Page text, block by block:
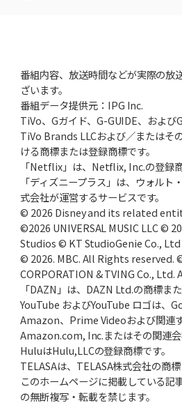
番組内容、放送時間などが実際の放
ざいます。
番組データ提供元：IPG Inc.
TiVo、Gガイド、G-GUIDE、および
TiVo Brands LLCおよび／またはそ
ける商標または登録商標です。
「Netflix」は、Netflix, Inc.の登録商
「ディズニープラス」は、ウォルト
式会社が運営するサービスです。
© 2026 Disney and its related
©2026 UNIVERSAL MUSIC LLC ©
Studios © KT StudioGenie Co., Ltd
© 2026. MBC. All Rights reserved.
CORPORATION & TVING Co., Ltd.
「DAZN」は、DAZN Ltd.の商標ま
YouTube およびYouTube ロゴは、
Amazon、Prime Videoおよび関連
Amazon.com, Inc.またはその関連会
HuluはHulu,LLCの登録商標です。
TELASAは、TELASA株式会社の商標
このホームページに掲載している記
の無断複写・転載を禁じます。